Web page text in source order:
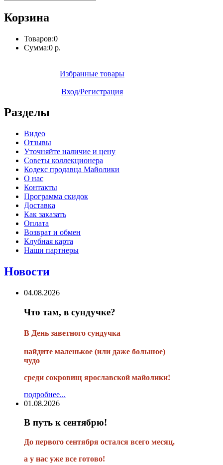
Корзина
Товаров:0
Сумма:0 р.
Избранные товары
Вход/Регистрация
Разделы
Видео
Отзывы
Уточняйте наличие и цену
Советы коллекционера
Кодекс продавца Майолики
О нас
Контакты
Программа скидок
Доставка
Как заказать
Оплата
Возврат и обмен
Клубная карта
Наши партнеры
Новости
04.08.2026
Что там, в сундучке?
В День заветного сундучка
найдите маленькое (или даже большое)
чудо
среди сокровищ ярославской майолики!
подробнее...
01.08.2026
В путь к сентябрю!
До первого сентября остался всего месяц,
а у нас уже все готово!